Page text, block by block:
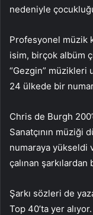
nedeniyle
Profesyonel müzik
isim, birçok albüm
“Gezgin” müzikleri
24 ülkede bir
Chris de Burgh
Sanatçının müziği
numaraya yükseldi
çalınan şarkılardan
Şarkı sözleri de
Top 40’ta yer